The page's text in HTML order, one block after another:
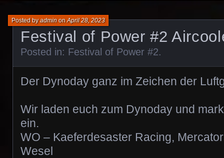
Festival of Power #2
Posted byadminonApril 28, 2023
Posted in: Festival of Power #2.
Der Dynoday ganz im Zeichen der
Wir laden euch zum Dynoday und
ein.
WO – Kaeferdesaster Racing,
Wesel